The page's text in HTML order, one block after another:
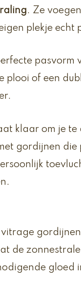
. Ze
plekje echt
pasvorm
plooi of een
klaar om je te
gordijnen die
gordijnen
de
gloed